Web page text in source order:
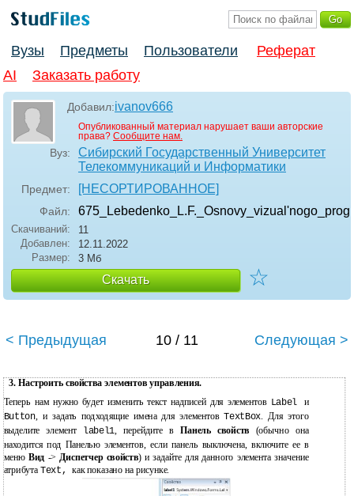
Вузы Предметы Пользователи
Реферат
AI
Заказать работу
Добавил:ivanov666
Опубликованный материал нарушает ваши авторские
права? Сообщите нам.
Вуз:
Сибирский Государственный Университет
Телекоммуникаций и Информатики
Предмет: [НЕСОРТИРОВАННОЕ]
Файл:
Скачиваний:
11
Добавлен:
12.11.2022
Размер:
3 Мб
Скачать ☆
< Предыдущая 10 / 11 Следующая >
3. Настроить свойства элементов управления.
Теперь нам нужно будет изменить текст надписей для элементов Label и
Button, и задать подходящие имена для элементовTextBox. Для этого
выделите элемент
label1, перейдите в Панель свойств (обычно она
находится под Панелью элементов, если панель выключена, включите ее в
меню Вид ->Диспетчер свойств) и задайте для данного элемента значение
атрибута Text,как показано на рисунке.